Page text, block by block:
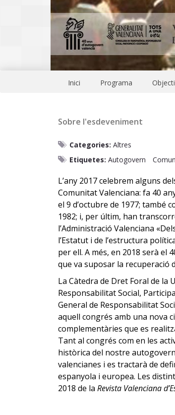
Inici Programa
Sobre l'esdeveniment
Categories: Altres
Etiquetes: Autogovern
L’any 2017 celebrem alguns
Comunitat Valenciana: fa 40
el 9 d’octubre de 1977; també
1982; i, per últim, han
l’Administració Valenciana
l’Estatut i de l’estructura
per ell. A més, en 2018 serà el
que va suposar la recuperació
La Càtedra de Dret Foral de la
Responsabilitat Social,
General de Responsabilitat
aquell congrés amb una nova
complementàries que es
Tant al congrés com en les
històrica del nostre
valencianes i es tractarà de
espanyola i europea. Les
2018 de la Revista Valenciana